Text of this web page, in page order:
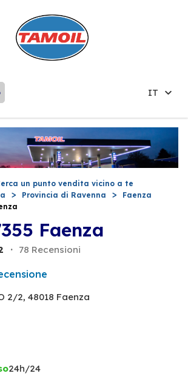
IT
un punto vendita vicino a te
Provincia di Ravenna
Faenza
Faenza
78 Recensioni
2/2, 48018 Faenza
24h/24